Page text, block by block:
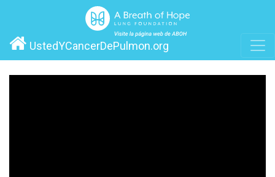
UstedYCancerDePulmon.org